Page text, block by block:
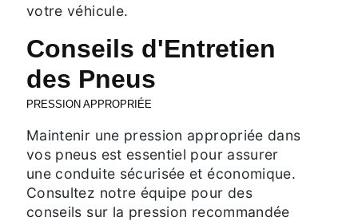
votre véhicule.
Conseils d'Entretien
des Pneus
PRESSION APPROPRIÉE
Maintenir une pression appropriée dans
vos pneus est essentiel pour assurer
une conduite sécurisée et économique.
Consultez notre équipe pour des
conseils sur la pression recommandée